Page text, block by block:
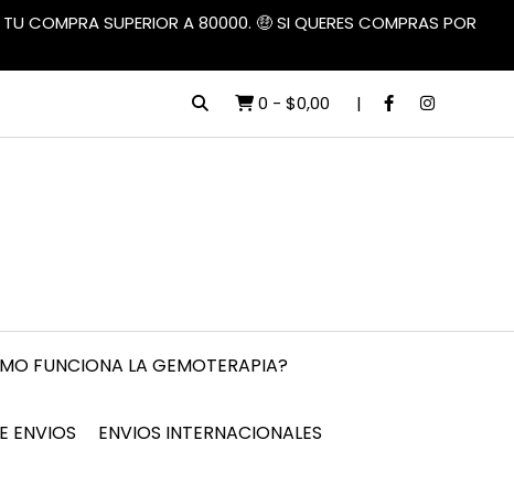
COMPRA SUPERIOR A 80000. 🤑 SI QUERES COMPRAS POR
0 - $0,00
FUNCIONA LA GEMOTERAPIA?
ENVIOS ENVIOS INTERNACIONALES